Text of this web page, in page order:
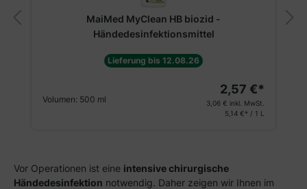
MaiMed MyClean HB biozid -
Händedesinfektionsmittel
Lieferung bis 12.08.26
Volumen: 500 ml
2,57 €*
3,06 € inkl. MwSt.
5,14 €* / 1 L
Vor Operationen ist eine intensive chirurgische
Händedesinfektion notwendig. Daher zeigen wir Ihnen im